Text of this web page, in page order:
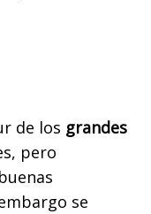
de los grandes
pero
se